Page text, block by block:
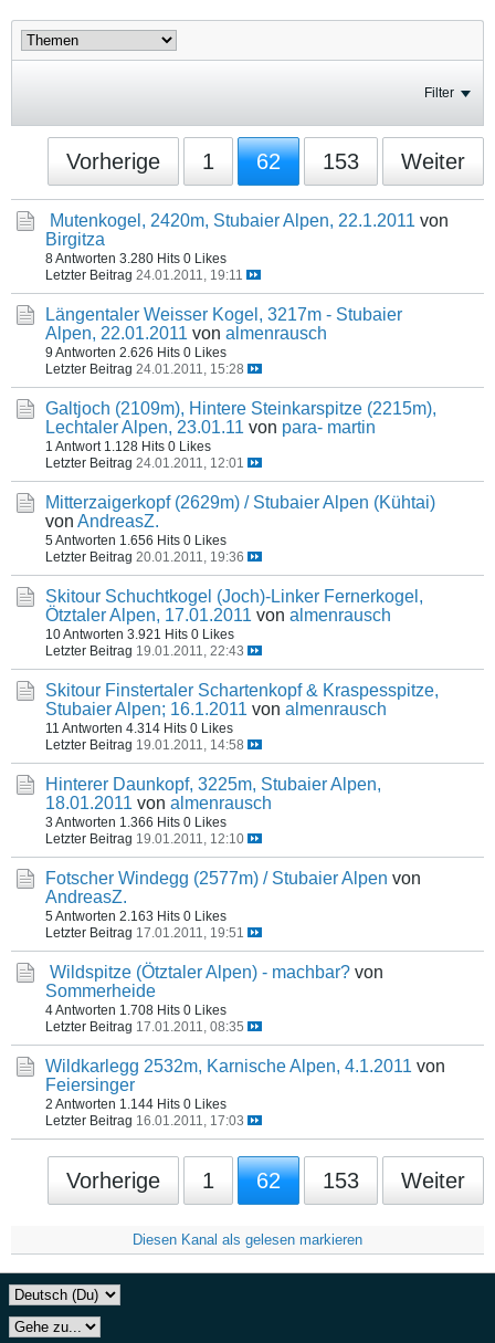
Filter
Vorherige 1 62 153 Weiter
Mutenkogel, 2420m, Stubaier Alpen, 22.1.2011 von
Birgitza
8 Antworten 3.280 Hits 0 Likes
Letzter Beitrag 24.01.2011, 19:11
Längentaler Weisser Kogel, 3217m - Stubaier
Alpen, 22.01.2011 von almenrausch
9 Antworten 2.626 Hits 0 Likes
Letzter Beitrag 24.01.2011, 15:28
Galtjoch (2109m), Hintere Steinkarspitze (2215m),
Lechtaler Alpen, 23.01.11 von para- martin
1 Antwort 1.128 Hits 0 Likes
Letzter Beitrag 24.01.2011, 12:01
Mitterzaigerkopf (2629m) / Stubaier Alpen (Kühtai)
von AndreasZ.
5 Antworten 1.656 Hits 0 Likes
Letzter Beitrag 20.01.2011, 19:36
Skitour Schuchtkogel (Joch)-Linker Fernerkogel,
Ötztaler Alpen, 17.01.2011 von almenrausch
10 Antworten 3.921 Hits 0 Likes
Letzter Beitrag 19.01.2011, 22:43
Skitour Finstertaler Schartenkopf & Kraspesspitze,
Stubaier Alpen; 16.1.2011 von almenrausch
11 Antworten 4.314 Hits 0 Likes
Letzter Beitrag 19.01.2011, 14:58
Hinterer Daunkopf, 3225m, Stubaier Alpen,
18.01.2011 von almenrausch
3 Antworten 1.366 Hits 0 Likes
Letzter Beitrag 19.01.2011, 12:10
Fotscher Windegg (2577m) / Stubaier Alpen von
AndreasZ.
5 Antworten 2.163 Hits 0 Likes
Letzter Beitrag 17.01.2011, 19:51
Wildspitze (Ötztaler Alpen) - machbar? von
Sommerheide
4 Antworten 1.708 Hits 0 Likes
Letzter Beitrag 17.01.2011, 08:35
Wildkarlegg 2532m, Karnische Alpen, 4.1.2011 von
Feiersinger
2 Antworten 1.144 Hits 0 Likes
Letzter Beitrag 16.01.2011, 17:03
Vorherige 1 62 153 Weiter
Diesen Kanal als gelesen markieren